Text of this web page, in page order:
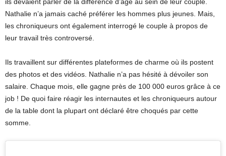
ils devaient parler de la différence d’âge au sein de leur couple.
Nathalie n’a jamais caché préférer les hommes plus jeunes. Mais,
les chroniqueurs ont également interrogé le couple à propos de
leur travail très controversé.
Ils travaillent sur différentes plateformes de charme où ils postent
des photos et des vidéos. Nathalie n’a pas hésité à dévoiler son
salaire. Chaque mois, elle gagne près de 100 000 euros grâce à ce
job ! De quoi faire réagir les internautes et les chroniqueurs autour
de la table dont la plupart ont déclaré être choqués par cette
somme.